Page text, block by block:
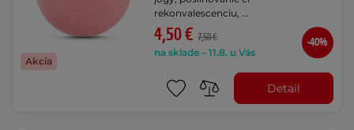
Akcia
rekonvalescenciu, …
4,50 € 7,50 €
na sklade – 11.8. u Vás
-40%
Detail